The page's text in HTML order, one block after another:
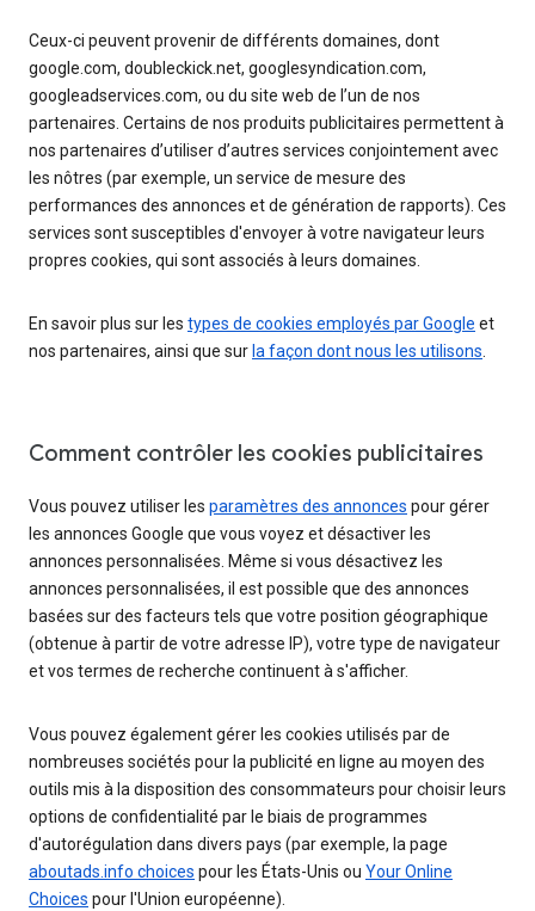
Ceux-ci peuvent provenir de différents domaines, dont
google.com, doubleckick.net, googlesyndication.com,
googleadservices.com, ou du site web de l’un de nos
partenaires. Certains de nos produits publicitaires permettent à
nos partenaires d’utiliser d’autres services conjointement avec
les nôtres (par exemple, un service de mesure des
performances des annonces et de génération de rapports). Ces
services sont susceptibles d'envoyer à votre navigateur leurs
propres cookies, qui sont associés à leurs domaines.
En savoir plus sur les types de cookies employés par Google et
nos partenaires, ainsi que sur la façon dont nous les utilisons.
Comment contrôler les cookies publicitaires
Vous pouvez utiliser les paramètres des annonces pour gérer
les annonces Google que vous voyez et désactiver les
annonces personnalisées. Même si vous désactivez les
annonces personnalisées, il est possible que des annonces
basées sur des facteurs tels que votre position géographique
(obtenue à partir de votre adresse IP), votre type de navigateur
et vos termes de recherche continuent à s'afficher.
Vous pouvez également gérer les cookies utilisés par de
nombreuses sociétés pour la publicité en ligne au moyen des
outils mis à la disposition des consommateurs pour choisir leurs
options de confidentialité par le biais de programmes
d'autorégulation dans divers pays (par exemple, la page
aboutads.info choices pour les États-Unis ou Your Online
Choices pour l'Union européenne).